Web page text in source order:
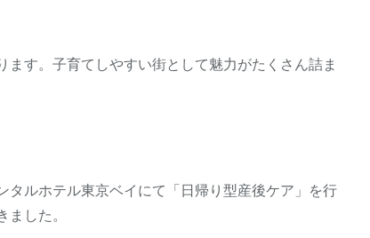
す。子育てしやすい街として魅力がたくさん詰ま
タルホテル東京ベイにて「日帰り型産後ケア」を行
ました。